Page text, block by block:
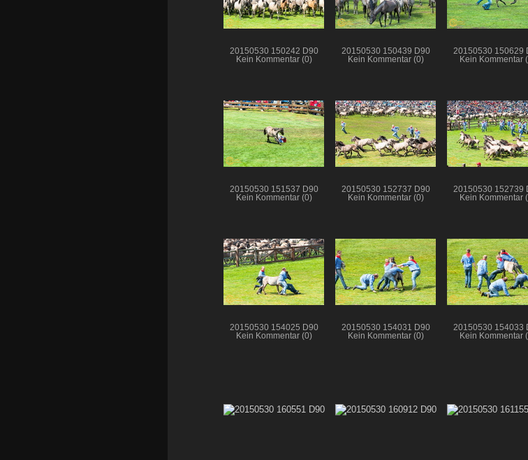
20150530 150242 D90
Kein Kommentar (0)
20150530 150439 D90
Kein Kommentar (0)
20150530 150629
Kein Kommentar
20150530 151537 D90
Kein Kommentar (0)
20150530 152737 D90
Kein Kommentar (0)
20150530 152739
Kein Kommentar
20150530 154025 D90
Kein Kommentar (0)
20150530 154031 D90
Kein Kommentar (0)
20150530 154033
Kein Kommentar